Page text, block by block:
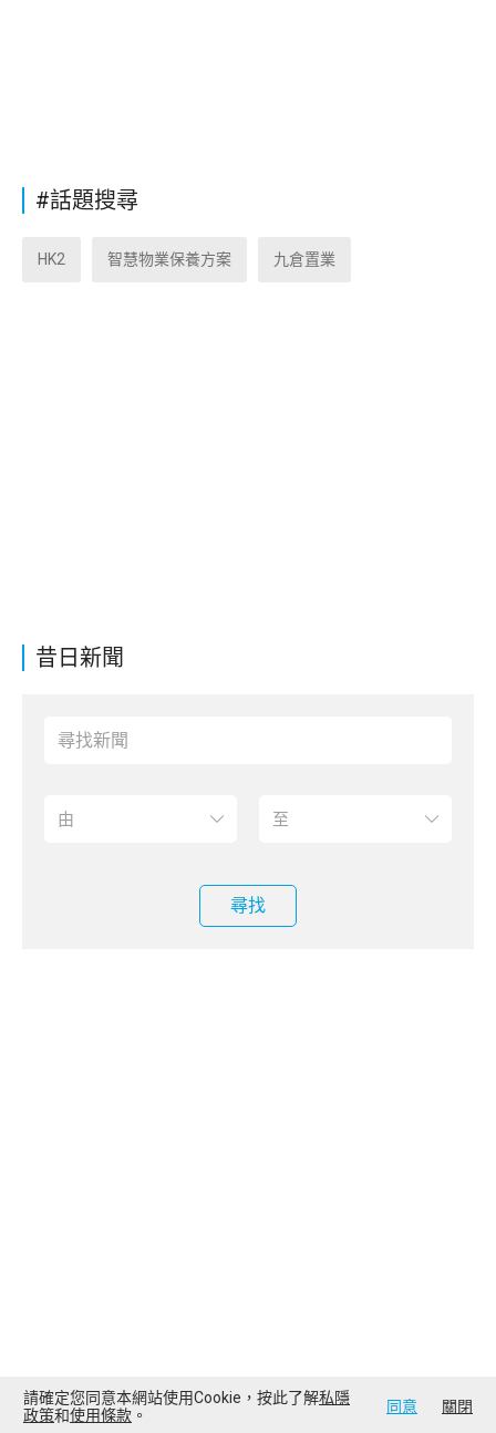
昔日新聞
尋找
#話題搜尋
HK2 智慧物業保養方案 九倉置業
請確定您同意本網站使用Cookie，按此了解私隱
政策和使用條款 。 同意 關閉